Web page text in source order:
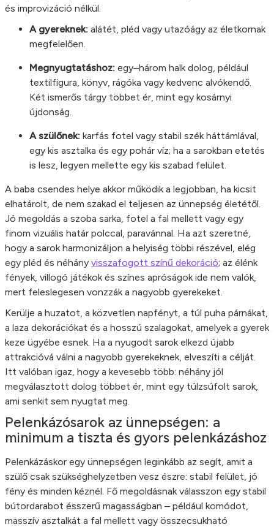
és improvizáció nélkül.
A gyereknek: alátét, pléd vagy utazóágy az életkornak
megfelelően.
Megnyugtatáshoz: egy–három halk dolog, például
textilfigura, könyv, rágóka vagy kedvenc alvókendő.
Két ismerős tárgy többet ér, mint egy kosárnyi
újdonság.
A szülőnek: karfás fotel vagy stabil szék háttámlával,
egy kis asztalka és egy pohár víz; ha a sarokban etetés
is lesz, legyen mellette egy kis szabad felület.
A baba csendes helye akkor működik a legjobban, ha kicsit
elhatárolt, de nem szakad el teljesen az ünnepség életétől.
Jó megoldás a szoba sarka, fotel a fal mellett vagy egy
finom vizuális határ polccal, paravánnal. Ha azt szeretné,
hogy a sarok harmonizáljon a helyiség többi részével, elég
egy pléd és néhány visszafogott színű dekoráció; az élénk
fények, villogó játékok és színes apróságok ide nem valók,
mert feleslegesen vonzzák a nagyobb gyerekeket.
Kerülje a huzatot, a közvetlen napfényt, a túl puha párnákat,
a laza dekorációkat és a hosszú szalagokat, amelyek a gyerek
keze ügyébe esnek. Ha a nyugodt sarok elkezd újabb
attrakcióvá válni a nagyobb gyerekeknek, elveszíti a célját.
Itt valóban igaz, hogy a kevesebb több: néhány jól
megválasztott dolog többet ér, mint egy túlzsúfolt sarok,
ami senkit sem nyugtat meg.
Pelenkázósarok az ünnepségen: a
minimum a tiszta és gyors pelenkázáshoz
Pelenkázáskor egy ünnepségen leginkább az segít, amit a
szülő csak szükséghelyzetben vesz észre: stabil felület, jó
fény és minden kéznél. Fő megoldásnak válasszon egy stabil
bútordarabot ésszerű magasságban – például komódot,
masszív asztalkát a fal mellett vagy összecsukható